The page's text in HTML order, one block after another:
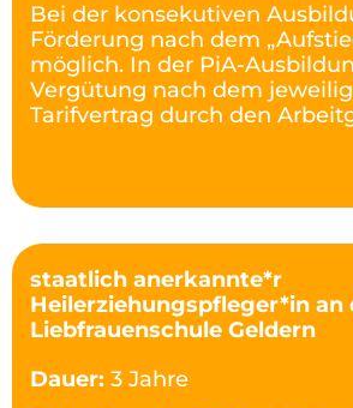
Bei der konsekutiven
Förderung nach dem
möglich. In der PiA-
Vergütung nach dem
Tarifvertrag durch den
staatlich anerkannte*r
Heilerziehungspfleger*in an
Liebfrauenschule Geldern
Dauer: 3 Jahre